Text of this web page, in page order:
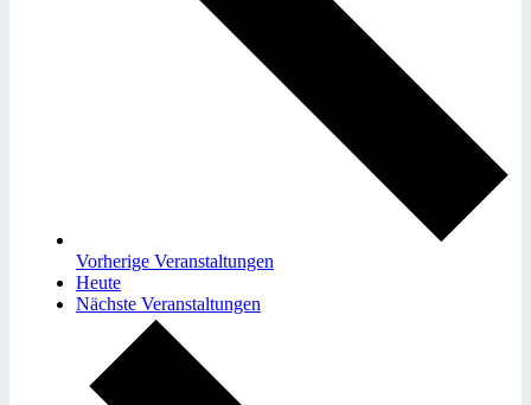
Vorherige Veranstaltungen
Heute
Nächste Veranstaltungen